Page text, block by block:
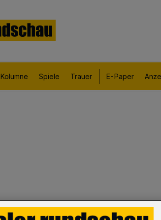
Kolumne Spiele Trauer E-Paper